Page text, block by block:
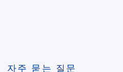
자주 묻는 질문